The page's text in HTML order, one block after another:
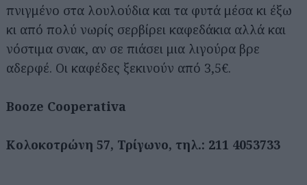
πνιγμένο στα λουλούδια και τα φυτά μέσα κι έξω
κι από πολύ νωρίς σερβίρει καφεδάκια αλλά και
νόστιμα σνακ, αν σε πιάσει μια λιγούρα βρε
αδερφέ. Οι καφέδες ξεκινούν από 3,5€.
Booze Cooperativa
Κολοκοτρώνη 57, Τρίγωνο, τηλ.: 211 4053733